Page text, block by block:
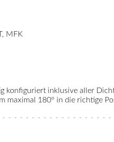
MFK
konfiguriert inklusive aller
maximal 180° in die richtige